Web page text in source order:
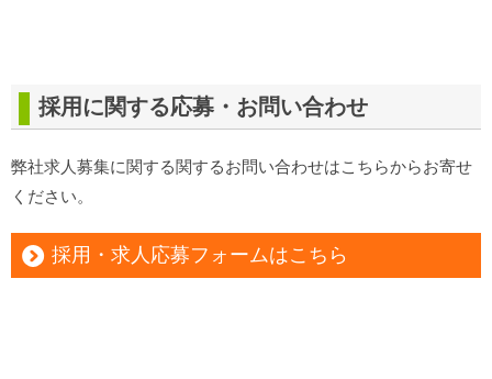
採用 に関する応募・お問い合わせ
弊社求人募集に関する関するお問い合わせはこちらからお寄せ
ください。
採用・求人応募フォームはこちら